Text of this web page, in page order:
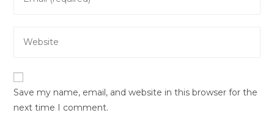
comment
address
URL
(optional)
Save my name, email, and website in this browser for the
next time I comment.